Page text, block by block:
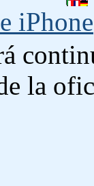
iPhone
la